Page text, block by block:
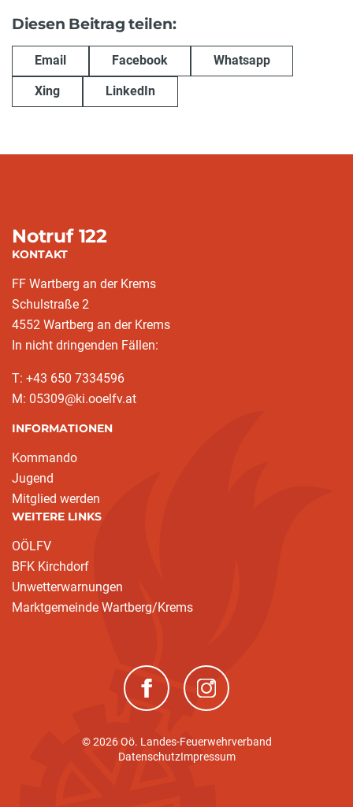
Diesen Beitrag teilen:
Email Facebook Whatsapp
Xing LinkedIn
Notruf 122
KONTAKT
FF Wartberg an der Krems
Schulstraße 2
4552 Wartberg an der Krems
In nicht dringenden Fällen:
T: +43 650 7334596
M: 05309@ki.ooelfv.at
INFORMATIONEN
Kommando
Jugend
Mitglied werden
WEITERE LINKS
OÖLFV
BFK Kirchdorf
Unwetterwarnungen
Marktgemeinde Wartberg/Krems
(neues Fenster)(neues Fenster)
© 2026 Oö. Landes-Feuerwehrverband
DatenschutzImpressum